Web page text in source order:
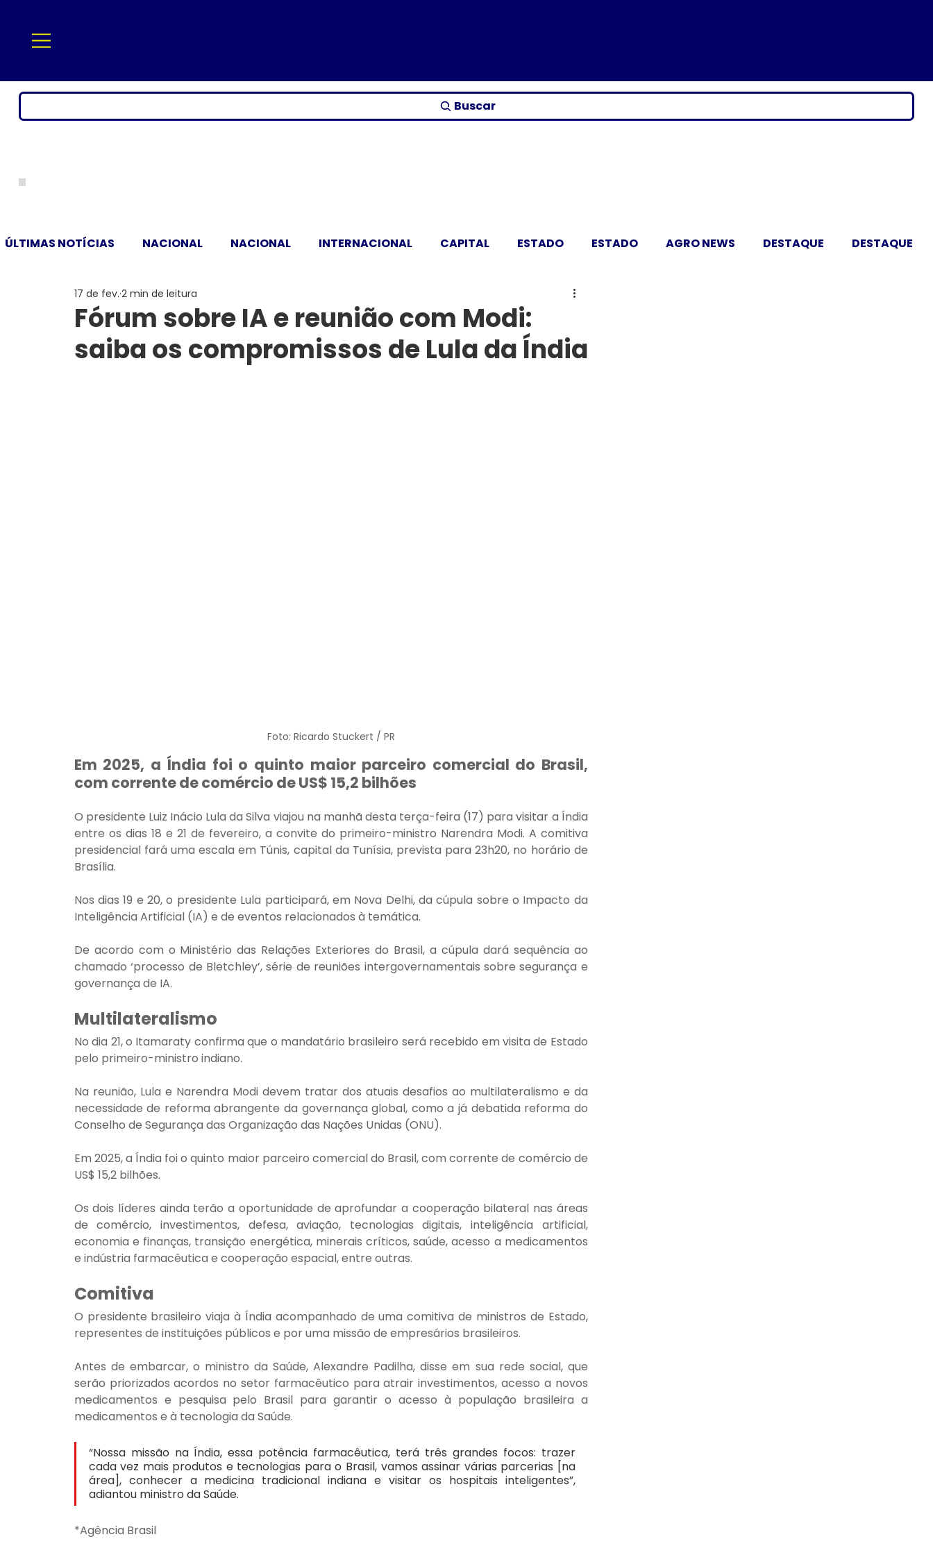
Buscar
ÚLTIMAS NOTÍCIAS NACIONAL NACIONAL INTERNACIONAL CAPITAL ESTADO ESTADO AGRO NEWS DESTAQUE DESTAQUE
Fórum sobre IA e reunião com Modi:
saiba os compromissos de Lula da Índia
17 de fev. 2 min de leitura
Foto: Ricardo Stuckert / PR
Em 2025, a Índia foi o quinto maior parceiro comercial do Brasil,
com corrente de comércio de US$ 15,2 bilhões
O presidente Luiz Inácio Lula da Silva viajou na manhã desta terça-feira (17) para visitar a Índia
entre os dias 18 e 21 de fevereiro, a convite do primeiro-ministro Narendra Modi. A comitiva
presidencial fará uma escala em Túnis, capital da Tunísia, prevista para 23h20, no horário de
Brasília.
Nos dias 19 e 20, o presidente Lula participará, em Nova Delhi, da cúpula sobre o Impacto da
Inteligência Artificial (IA) e de eventos relacionados à temática.
De acordo com o Ministério das Relações Exteriores do Brasil, a cúpula dará sequência ao
chamado ‘processo de Bletchley’, série de reuniões intergovernamentais sobre segurança e
governança de IA.
Multilateralismo
No dia 21, o Itamaraty confirma que o mandatário brasileiro será recebido em visita de Estado
pelo primeiro-ministro indiano.
Na reunião, Lula e Narendra Modi devem tratar dos atuais desafios ao multilateralismo e da
necessidade de reforma abrangente da governança global, como a já debatida reforma do
Conselho de Segurança das Organização das Nações Unidas (ONU).
Em 2025, a Índia foi o quinto maior parceiro comercial do Brasil, com corrente de comércio de
US$ 15,2 bilhões.
Os dois líderes ainda terão a oportunidade de aprofundar a cooperação bilateral nas áreas
de comércio, investimentos, defesa, aviação, tecnologias digitais, inteligência artificial,
economia e finanças, transição energética, minerais críticos, saúde, acesso a medicamentos
e indústria farmacêutica e cooperação espacial, entre outras.
Comitiva
O presidente brasileiro viaja à Índia acompanhado de uma comitiva de ministros de Estado,
representes de instituições públicos e por uma missão de empresários brasileiros.
Antes de embarcar, o ministro da Saúde, Alexandre Padilha, disse em sua rede social, que
serão priorizados acordos no setor farmacêutico para atrair investimentos, acesso a novos
medicamentos e pesquisa pelo Brasil para garantir o acesso à população brasileira a
medicamentos e à tecnologia da Saúde.
“Nossa missão na Índia, essa potência farmacêutica, terá três grandes focos: trazer
cada vez mais produtos e tecnologias para o Brasil, vamos assinar várias parcerias [na
área], conhecer a medicina tradicional indiana e visitar os hospitais inteligentes”,
adiantou ministro da Saúde.
*Agência Brasil